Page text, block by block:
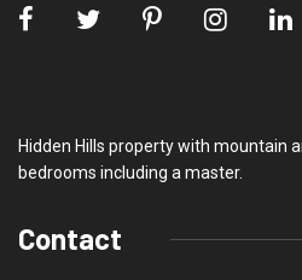
Hidden Hills property with mountain
bedrooms including a master.
Contact